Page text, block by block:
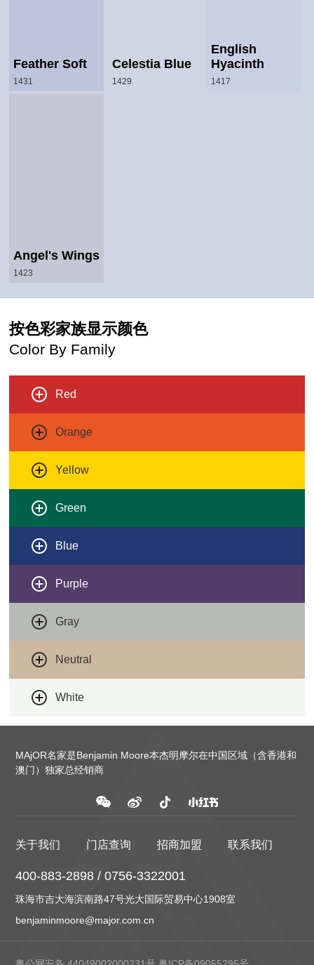
Feather Soft
1431
Celestia Blue
1429
English
Hyacinth
1417
Angel's Wings
1423
按色彩家族显示颜色
Color By Family
Red
Orange
Yellow
Green
Blue
Purple
Gray
Neutral
White
MAjOR名家是Benjamin Moore本杰明摩尔在中国区域（含香港和
澳门）独家总经销商
关于我们 门店查询 招商加盟 联系我们
400-883-2898 / 0756-3322001
珠海市吉大海滨南路47号光大国际贸易中心1908室
benjaminmoore@major.com.cn